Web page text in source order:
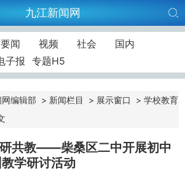
九江新闻网
要闻 视频 社会
国内
子报 专题H5
编辑部 > 新闻栏目 > 展示窗口 > 学校教育
研共教——柴桑区二中开展初中
学研讨活动